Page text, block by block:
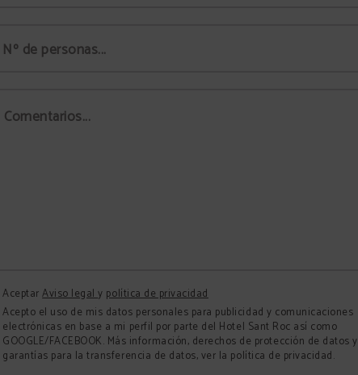
Nº de personas...
Comentarios...
AceptarAviso legaly política de privacidad
Acepto el uso de mis datos personales para publicidad y comunicaciones
electrónicas en base a mi perfil por parte del Hotel Sant Roc así como
GOOGLE/FACEBOOK. Más información, derechos de protección de datos y
garantías para la transferencia de datos, ver la política de privacidad.